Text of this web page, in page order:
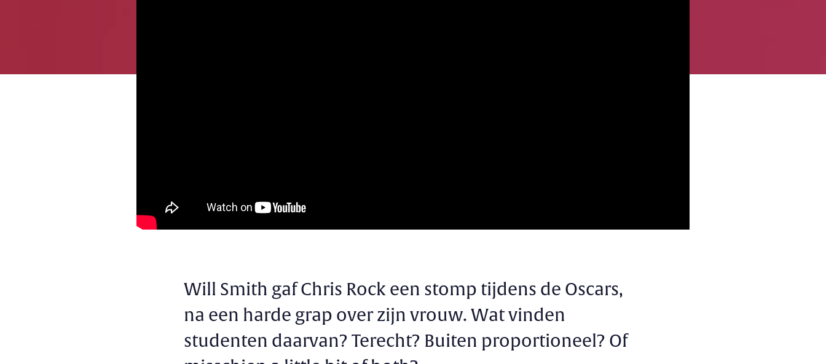
Will Smith gaf Chris Rock een stomp tijdens de Oscars,
na een harde grap over zijn vrouw. Wat vinden
studenten daarvan? Terecht? Buiten proportioneel? Of